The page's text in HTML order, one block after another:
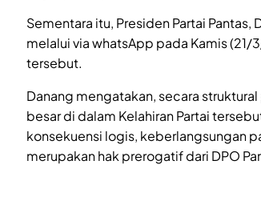
Sementara itu, Presiden Partai
melalui via whatsApp pada Kamis
tersebut.
Danang mengatakan, secara
besar di dalam Kelahiran Partai
konsekuensi logis, keberlangsungan
merupakan hak prerogatif dari DPO